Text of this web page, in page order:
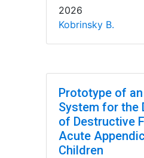
2026
Kobrinsky B.
Prototype of
System for the
of Destructive
Acute
Children